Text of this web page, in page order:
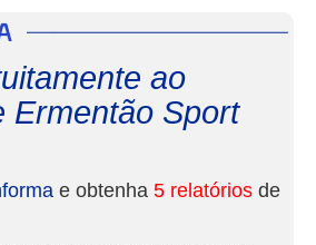
ao
Ermentão Sport
e obtenha 5 relatórios de